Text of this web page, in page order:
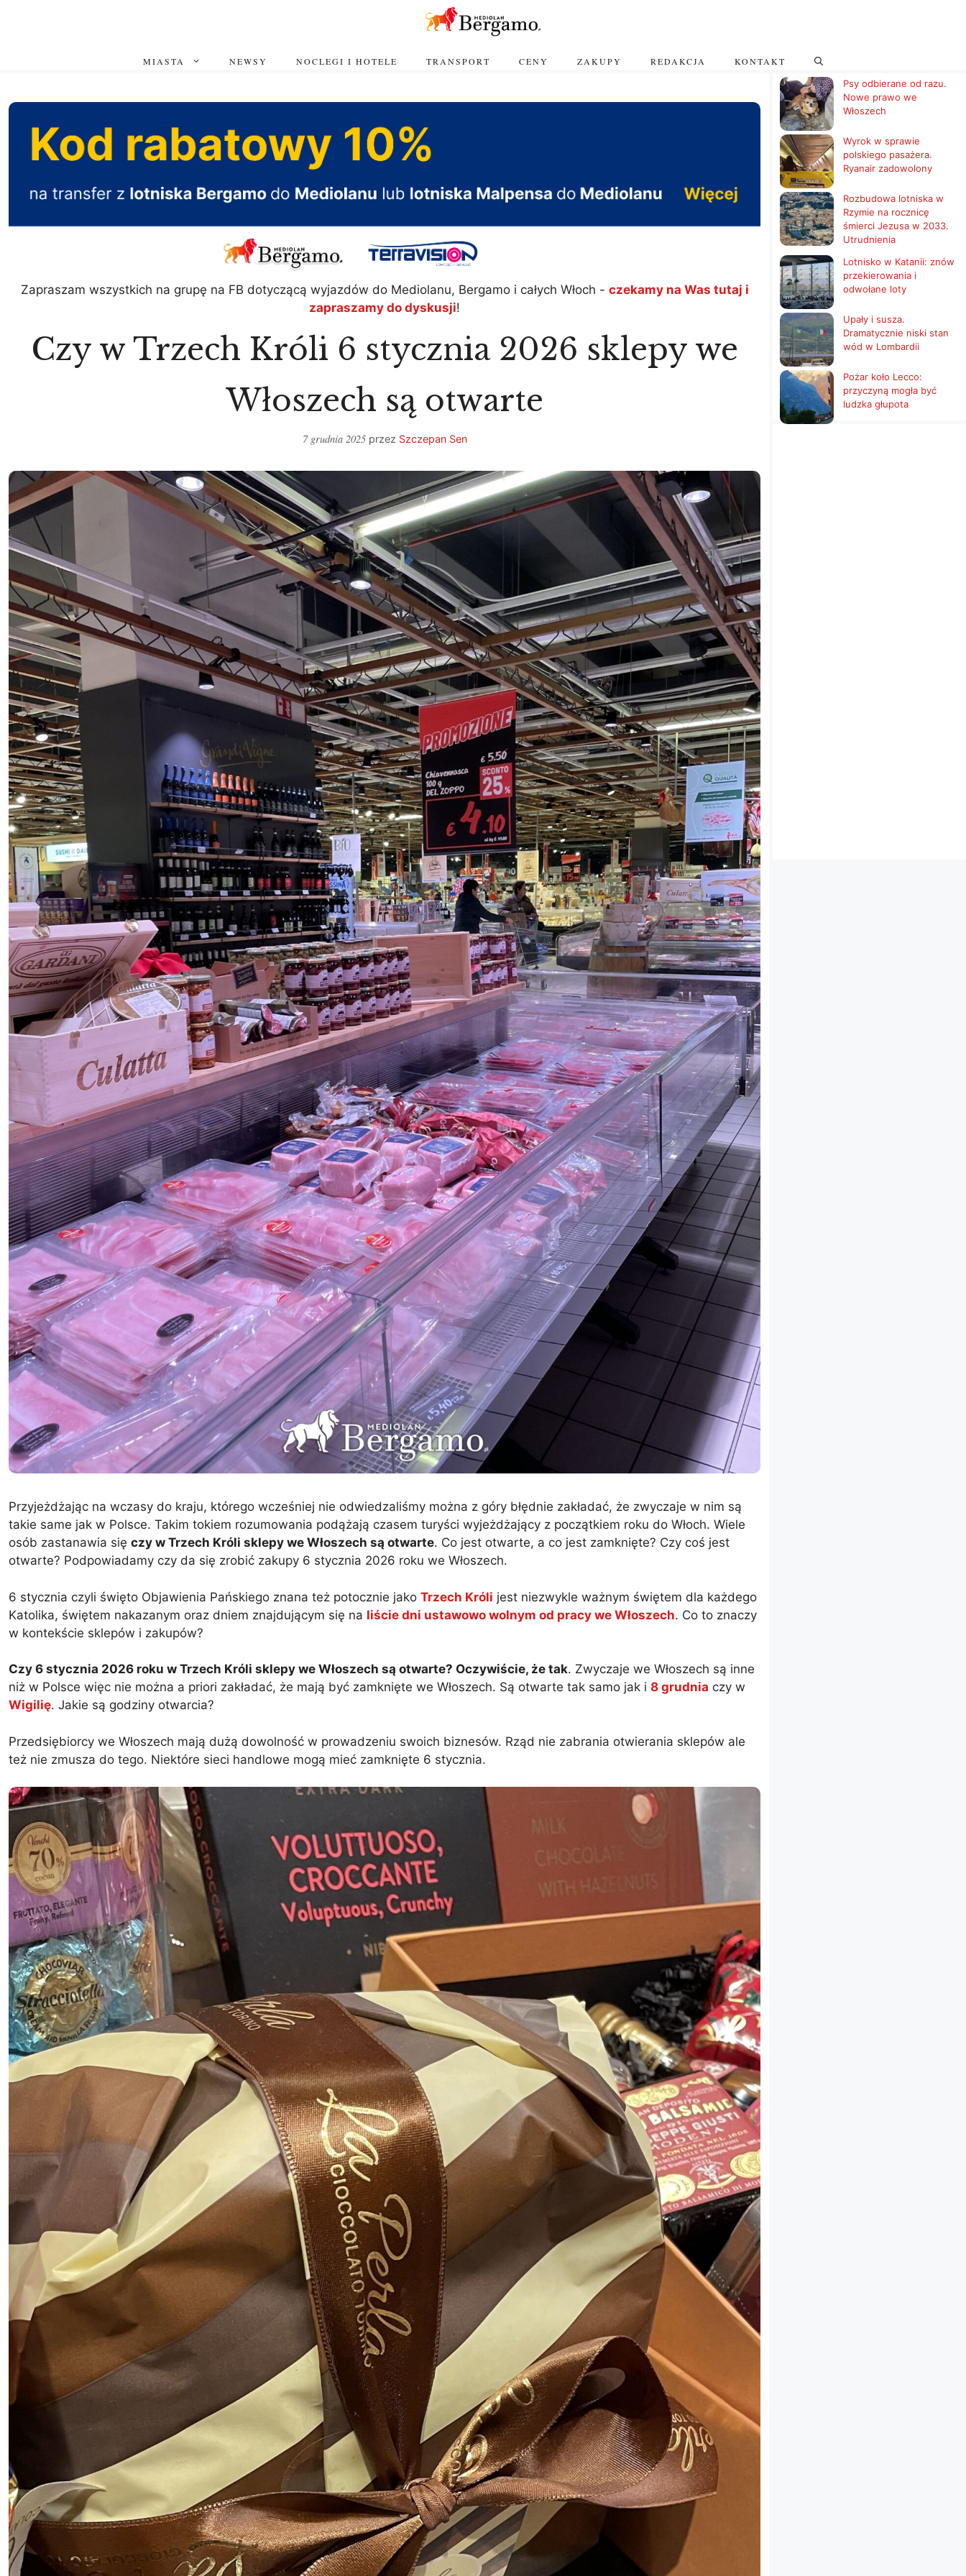
MIASTA NEWSY NOCLEGI I HOTELE TRANSPORT CENY ZAKUPY REDAKCJA KONTAKT
Zapraszam wszystkich na grupę na FB dotyczącą wyjazdów do Mediolanu, Bergamo i całych Włoch - czekamy na Was tutaj i
zapraszamy do dyskusji!
Czy w Trzech Króli 6 stycznia 2026 sklepy we
Włoszech są otwarte
7 grudnia 2025 przez Szczepan Sen
Przyjeżdżając na wczasy do kraju, którego wcześniej nie odwiedzaliśmy można z góry błędnie zakładać, że zwyczaje w nim są
takie same jak w Polsce. Takim tokiem rozumowania podążają czasem turyści wyjeżdżający z początkiem roku do Włoch. Wiele
osób zastanawia się czy w Trzech Króli sklepy we Włoszech są otwarte. Co jest otwarte, a co jest zamknięte? Czy coś jest
otwarte? Podpowiadamy czy da się zrobić zakupy 6 stycznia 2026 roku we Włoszech.
6 stycznia czyli święto Objawienia Pańskiego znana też potocznie jako Trzech Króli jest niezwykle ważnym świętem dla każdego
Katolika, świętem nakazanym oraz dniem znajdującym się na liście dni ustawowo wolnym od pracy we Włoszech. Co to znaczy
w kontekście sklepów i zakupów?
Czy 6 stycznia 2026 roku w Trzech Króli sklepy we Włoszech są otwarte? Oczywiście, że tak. Zwyczaje we Włoszech są inne
niż w Polsce więc nie można a priori zakładać, że mają być zamknięte we Włoszech. Są otwarte tak samo jak i 8 grudnia czy w
Wigilię. Jakie są godziny otwarcia?
Przedsiębiorcy we Włoszech mają dużą dowolność w prowadzeniu swoich biznesów. Rząd nie zabrania otwierania sklepów ale
też nie zmusza do tego. Niektóre sieci handlowe mogą mieć zamknięte 6 stycznia.
Psy odbierane od razu.
Nowe prawo we
Włoszech
Wyrok w sprawie
polskiego pasażera.
Ryanair zadowolony
Rozbudowa lotniska w
Rzymie na rocznicę
śmierci Jezusa w 2033.
Utrudnienia
Lotnisko w Katanii: znów
przekierowania i
odwołane loty
Upały i susza.
Dramatycznie niski stan
wód w Lombardii
Pożar koło Lecco:
przyczyną mogła być
ludzka głupota